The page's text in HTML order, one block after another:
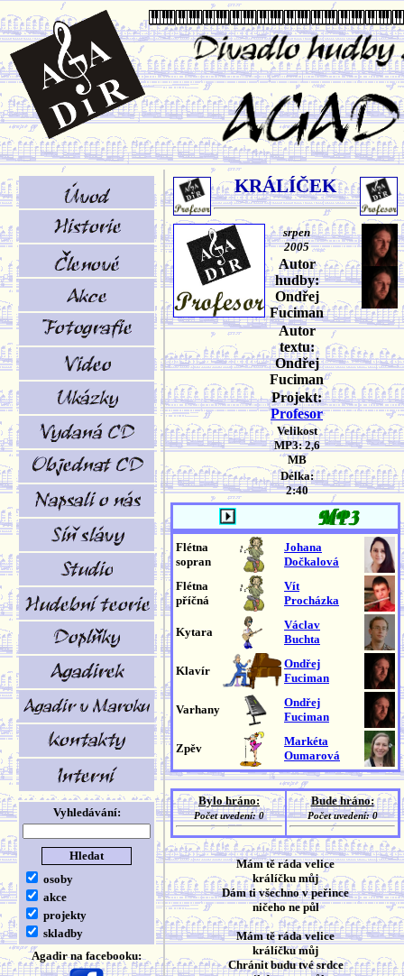
Vyhledávání:
osoby
akce
projekty
skladby
Agadir na facebooku:
KRÁLÍČEK
srpen
2005
Autor
hudby:
Ondřej
Fuciman
Autor
textu:
Ondřej
Fuciman
Projekt:
Profesor
Velikost
MP3: 2,6
MB
Délka:
2:40
Flétna
sopran
Johana
Dočkalová
Flétna
příčná
Vít
Procházka
Kytara
Václav
Buchta
Klavír
Ondřej
Fuciman
Varhany
Ondřej
Fuciman
Zpěv
Markéta
Oumarová
Bylo hráno:
Počet uvedení: 0
Bude hráno:
Počet uvedení: 0
Mám tě ráda velice
králíčku můj
Dám ti všechno v peřince
ničeho ne půl
Mám tě ráda velice
králíčku můj
Chránit budu tvé srdce